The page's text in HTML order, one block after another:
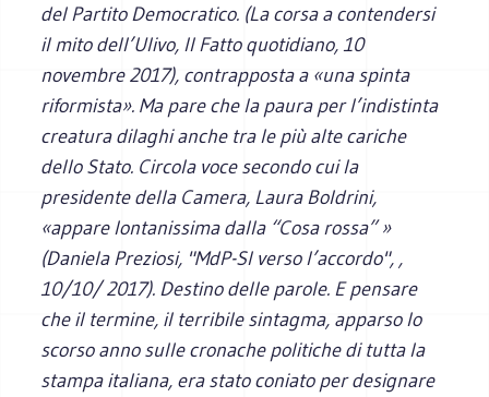
del Partito Democratico. (La corsa a contendersi
il mito dell’Ulivo, Il Fatto quotidiano,10
novembre 2017), contrapposta a «una spinta
riformista». Ma pare che la paura per l’indistinta
creatura dilaghi anche tra le più alte cariche
dello Stato. Circola voce secondo cui la
presidente della Camera, Laura Boldrini,
«appare lontanissima dalla “Cosa rossa” »
(Daniela Preziosi, "MdP-SI verso l’accordo", ,
10/10/ 2017). Destino delle parole. E pensare
che il termine, il terribile sintagma, apparso lo
scorso anno sulle cronache politiche di tutta la
stampa italiana, era stato coniato per designare